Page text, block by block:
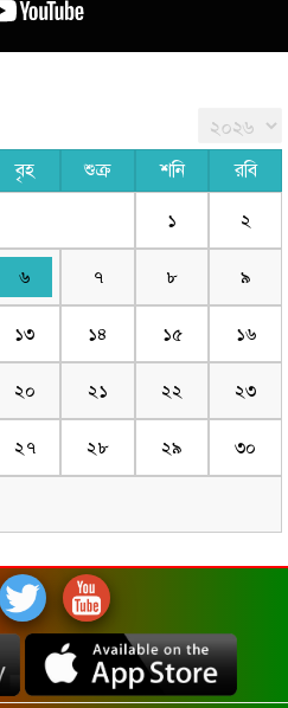
বৃহ শুক্র শনি রবি
১ ২
৬ ৭ ৮ ৯
১৩ ১৪ ১৫ ১৬
২০ ২১ ২২ ২৩
২৭ ২৮ ২৯ ৩০